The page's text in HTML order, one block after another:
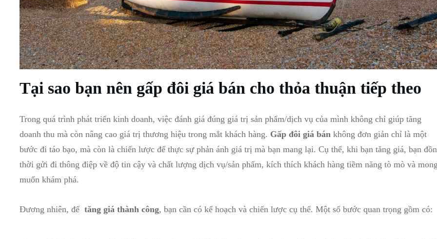
Tại sao⁤ bạn⁢ nên gấp đôi giá bán cho thỏa thuận tiếp theo
Trong quá trình phát ​triển kinh doanh, việc đánh giá đúng giá trị sản phẩm/dịch vụ của⁣ mình​ không chỉ giúp tăng
doanh ⁤thu mà còn nâng cao giá trị thương hiệu trong‌ mắt khách hàng. Gấp⁤ đôi giá bán ⁣không đơn‍ giản chỉ ⁣là ⁤một
bước đi táo bạo, ⁣mà còn là chiến lược ‍để thực⁢ sự phản ánh giá trị mà bạn mang lại. Cụ thể, khi bạn tăng giá, bạn
thời​ gửi đi ‍thông‌ điệp về độ tin cậy và chất ‌lượng dịch‌ vụ/sản phẩm, ​kích thích khách⁤ hàng tiềm năng tò mò và mong
muốn khám phá.
Đương nhiên, để ‌ tăng⁢ giá thành công, bạn cần có kế⁤ hoạch​ và chiến lược cụ thể. Một số⁢ bước quan ⁢trọng gồm ⁢có: